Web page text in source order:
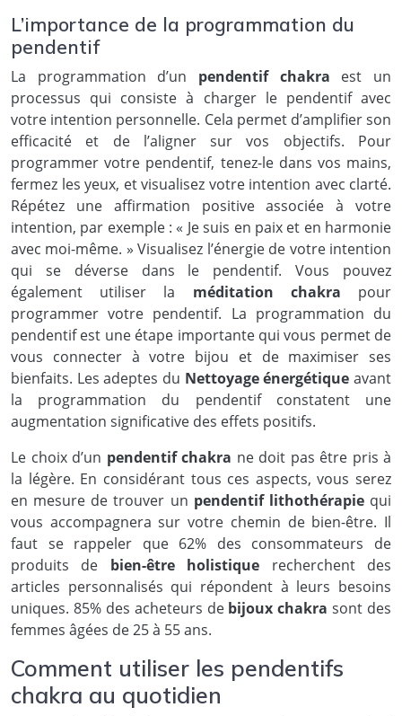
L’importance de la programmation du
pendentif
La programmation d’un pendentif chakra est un
processus qui consiste à charger le pendentif avec
votre intention personnelle. Cela permet d’amplifier son
efficacité et de l’aligner sur vos objectifs. Pour
programmer votre pendentif, tenez-le dans vos mains,
fermez les yeux, et visualisez votre intention avec clarté.
Répétez une affirmation positive associée à votre
intention, par exemple : « Je suis en paix et en harmonie
avec moi-même. » Visualisez l’énergie de votre intention
qui se déverse dans le pendentif. Vous pouvez
également utiliser la méditation chakra pour
programmer votre pendentif. La programmation du
pendentif est une étape importante qui vous permet de
vous connecter à votre bijou et de maximiser ses
bienfaits. Les adeptes du Nettoyage énergétiqueavant
la programmation du pendentif constatent une
augmentation significative des effets positifs.
Le choix d’un pendentif chakra ne doit pas être pris à
la légère. En considérant tous ces aspects, vous serez
en mesure de trouver un pendentif lithothérapie qui
vous accompagnera sur votre chemin de bien-être. Il
faut se rappeler que 62% des consommateurs de
produits de bien-être holistique recherchent des
articles personnalisés qui répondent à leurs besoins
uniques. 85% des acheteurs de bijoux chakrasont des
femmes âgées de 25 à 55 ans.
Comment utiliser les pendentifs
chakra au quotidien